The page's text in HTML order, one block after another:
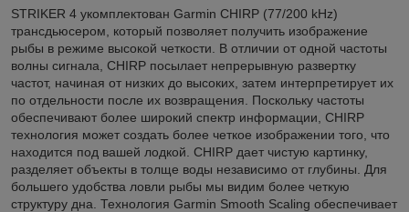
STRIKER 4 укомплектован Garmin CHIRP (77/200 kHz)
трансдьюсером, который позволяет получить изображение
рыбы в режиме высокой четкости. В отличии от одной частоты
волны сигнала, CHIRP посылает непрерывную развертку
частот, начиная от низких до высоких, затем интерпретирует их
по отдельности после их возвращения. Поскольку частоты
обеспечивают более широкий спектр информации, CHIRP
технология может создать более четкое изображении того, что
находится под вашей лодкой. CHIRP дает чистую картинку,
разделяет объекты в толще воды независимо от глубины. Для
большего удобства ловли рыбы мы видим более четкую
структуру дна. Технология Garmin Smooth Scaling обеспечивает